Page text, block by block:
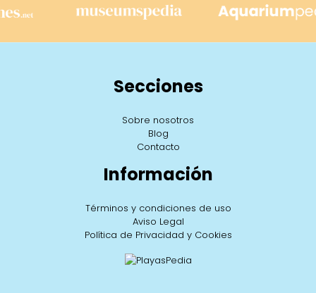
Secciones
Sobre nosotros
Blog
Contacto
Información
Términos y condiciones de uso
Aviso Legal
Política de Privacidad y Cookies